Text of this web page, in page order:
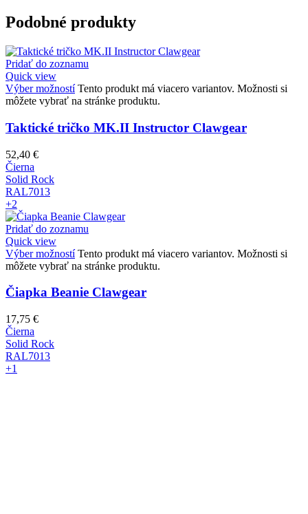
Podobné produkty
Pridať do zoznamu
Quick view
Výber možností Tento produkt má viacero variantov. Možnosti si
môžete vybrať na stránke produktu.
Taktické tričko MK.II Instructor Clawgear
52,40 €
Čierna
Solid Rock
RAL7013
+2
Pridať do zoznamu
Quick view
Výber možností Tento produkt má viacero variantov. Možnosti si
môžete vybrať na stránke produktu.
Čiapka Beanie Clawgear
17,75 €
Čierna
Solid Rock
RAL7013
+1